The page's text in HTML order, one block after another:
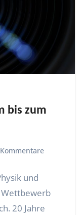
bis zum
und
Wettbewerb
20 Jahre